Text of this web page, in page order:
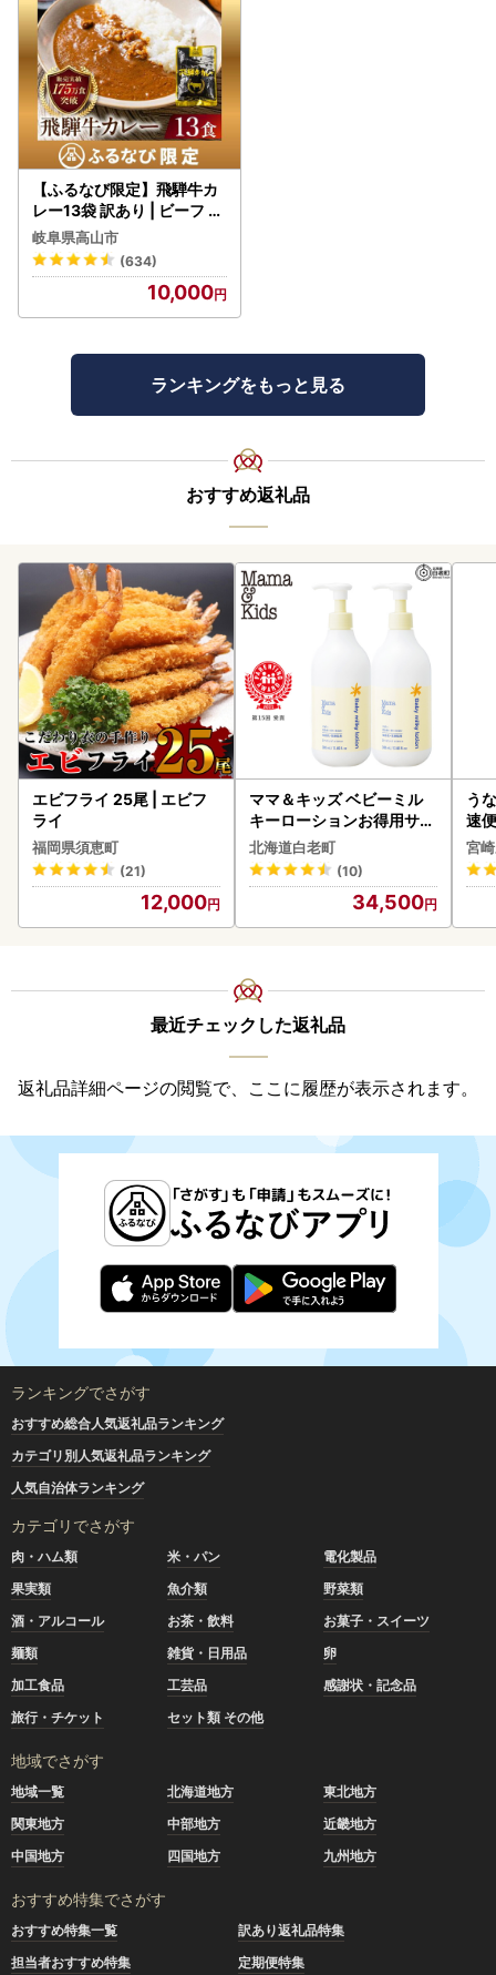
【ふるなび限定】飛騨牛カ
レー13袋 訳あり | ビーフ レ
トルト 訳あり DC006-CP
01 FN-Limited-VO
岐阜県高山市
(634)
10,000
ランキングをもっと見る
おすすめ返礼品
エビフライ 25尾 | エビフ
ライ
福岡県須恵町
(21)
12,000
ママ＆キッズ ベビーミル
キーローションお得用サイ
ズ 380ml 2本セット CH21
0
北海道白老町
(10)
34,500
う
速
g以
宮
最近チェックした返礼品
返礼品詳細ページの閲覧で、ここに履歴が表示されます。
ランキングでさがす
おすすめ総合人気返礼品ランキング
カテゴリ別人気返礼品ランキング
人気自治体ランキング
カテゴリでさがす
肉・ハム類 米・パン
電化製品
果実類
魚介類
野菜類
酒・アルコール
お茶・飲料
お菓子・スイーツ
麺類
雑貨・日用品
卵
加工食品
工芸品
感謝状・記念品
旅行・チケット
セット類 その他
地域でさがす
地域一覧 北海道地方
東北地方
関東地方
中部地方
近畿地方
中国地方
四国地方 九州地方
おすすめ特集でさがす
おすすめ特集一覧
訳あり返礼品特集
担当者おすすめ特集
定期便特集